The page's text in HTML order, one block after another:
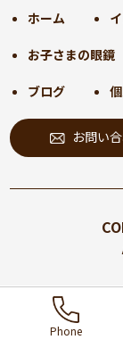
ホーム
お子さまの眼鏡
ブログ
お問い
Phone